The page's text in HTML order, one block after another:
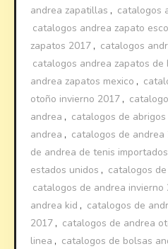
andrea zapatillas , catalogos
catalogos andrea zapato
zapatos 2017 , catalogos
catalogos andrea zapatos de
andrea zapatos mexico ,
otoño invierno 2017 ,
andrea , catalogos de
andrea , catalogos de andrea
de andrea de tenis importados
estados unidos , catalogos
catalogos de andrea invierno
andrea kid , catalogos de
2017 , catalogos de andrea
linea , catalogos de bolsas